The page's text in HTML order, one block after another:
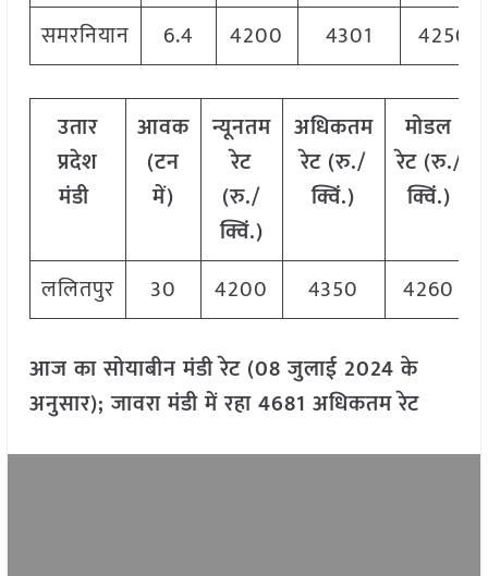
समरनियान 6.4 4200 4301 4250
उतार
प्रदेश
मंडी
आवक
(टन
में)
न्यूनतम
रेट
(रु./
क्विं.)
अधिकतम
रेट (रु./
क्विं.)
मोडल
रेट (रु./
क्विं.)
ललितपुर 30 4200 4350 4260
आज का सोयाबीन मंडी रेट (08 जुलाई 2024 के
अनुसार); जावरा मंडी में रहा 4681 अधिकतम रेट